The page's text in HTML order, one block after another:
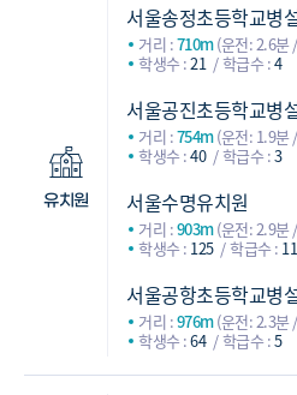
유치원
서울송정초등학교병
거리 :710m(운전: 2.6분
학생수 :21 학급수 :4
서울공진초등학교병
거리 :754m(운전: 1.9분
학생수 :40 학급수 :3
서울수명유치원
거리 :903m(운전: 2.9분
학생수 : 125 학급수 : 11
서울공항초등학교병
거리 :976m(운전: 2.3분
학생수 :64 학급수 :5